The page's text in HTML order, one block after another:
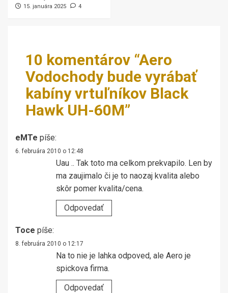
15. januára 2025
4
10 komentárov “Aero
Vodochody bude vyrábať
kabíny vrtuľníkov Black
Hawk UH-60M”
eMTe píše:
6. februára 2010 o 12:48
Uau .. Tak toto ma celkom prekvapilo. Len by
ma zaujimalo či je to naozaj kvalita alebo
skôr pomer kvalita/cena.
Odpovedať
Toce píše:
8. februára 2010 o 12:17
Na to nie je lahka odpoved, ale Aero je
spickova firma.
Odpovedať